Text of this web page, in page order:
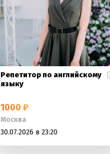
Репетитор по английскому
языку
1000 ₽
Москва
30.07.2026 в 23:20